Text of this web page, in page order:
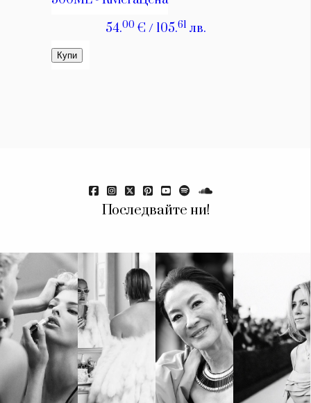
Последвайте ни!